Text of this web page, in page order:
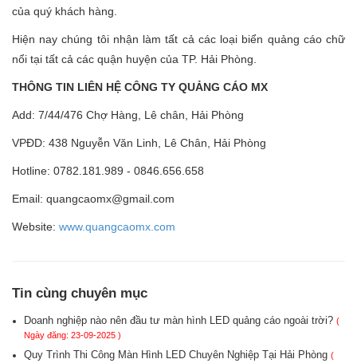
của quý khách hàng.
Hiện nay chúng tôi nhận làm tất cả các loại biển quảng cáo chữ
nổi tại tất cả các quận huyện của TP. Hải Phòng.
THÔNG TIN LIÊN HỆ CÔNG TY QUẢNG CÁO MX
Add: 7/44/476 Chợ Hàng, Lê chân, Hải Phòng
VPĐD: 438 Nguyễn Văn Linh, Lê Chân, Hải Phòng
Hotline: 0782.181.989 - 0846.656.658
Email: quangcaomx@gmail.com
Website: www.quangcaomx.com
Tin cùng chuyên mục
Doanh nghiệp nào nên đầu tư màn hình LED quảng cáo ngoài trời? (
Ngày đăng: 23-09-2025 )
Quy Trình Thi Công Màn Hình LED Chuyên Nghiệp Tại Hải Phòng (